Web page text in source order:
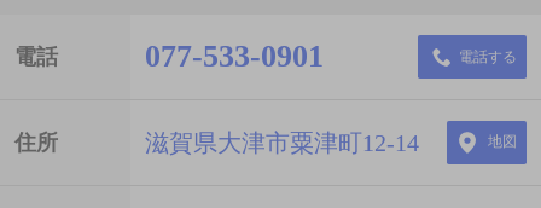
電話 077-533-0901 電話する
住所 滋賀県大津市粟津町12-14 地図